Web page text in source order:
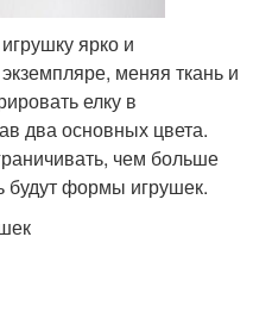
ярко и
меняя ткань и
елку в
два основных цвета.
чем больше
будут формы игрушек.